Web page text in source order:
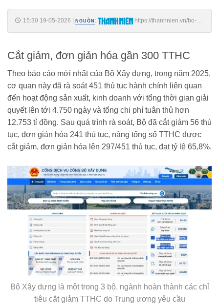
15:30 19-05-2026 NGUỒN :
https://thanhnien.vn/bo-
Cắt giảm, đơn giản hóa gần 300 TTHC
Theo báo cáo mới nhất của Bộ Xây dựng, trong năm 2025,
cơ quan này đã rà soát 451 thủ tục hành chính liên quan
đến hoạt động sản xuất, kinh doanh với tổng thời gian giải
quyết lên tới 4.750 ngày và tổng chi phí tuân thủ hơn
12.753 tỉ đồng. Sau quá trình rà soát, Bộ đã cắt giảm 56 thủ
tục, đơn giản hóa 241 thủ tục, nâng tổng số TTHC được
cắt giảm, đơn giản hóa lên 297/451 thủ tục, đạt tỷ lệ 65,8%.
Bộ Xây dựng là một trong 3 bộ, ngành hoàn thành các chỉ
tiêu cắt giảm TTHC do Trung ương yêu cầu